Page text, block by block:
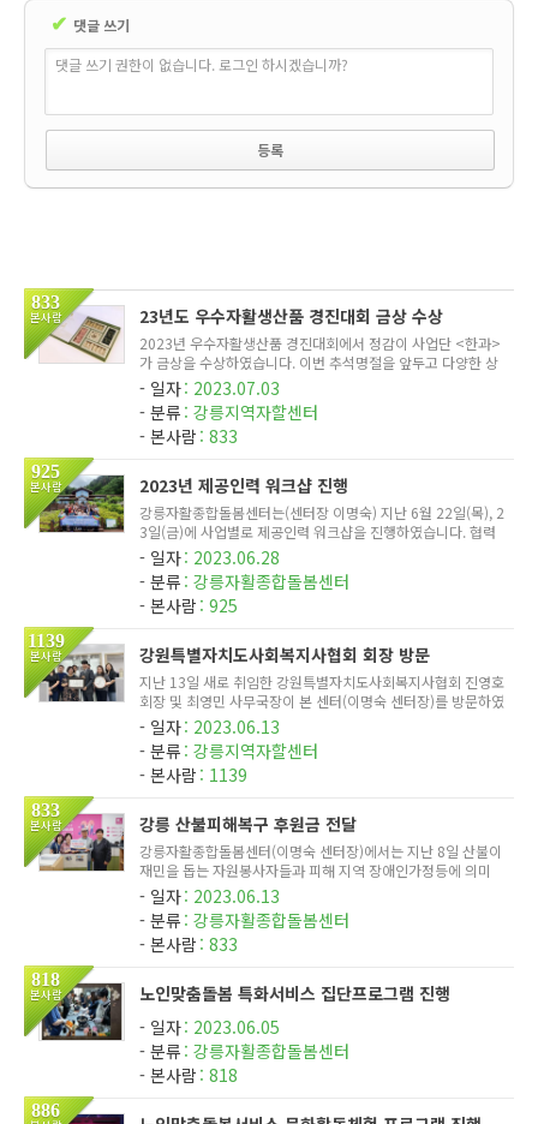
✔ 댓글 쓰기
댓글 쓰기 권한이 없습니다. 로그인 하시겠습니까?
833
본사람 23년도 우수자활생산품 경진대회 금상 수상
2023년 우수자활생산품 경진대회에서 정감이 사업단 <한과>
가 금상을 수상하였습니다. 이번 추석명절을 앞두고 다양한 상
품을 추가구성하였습니다. 맛과 품질이 우수한 정감이 한과 많
은 관심 부탁드립니다^^
일자 2023.07.03
분류 강릉지역자할센터
본사람 833
925
본사람 2023년 제공인력 워크샵 진행
강릉자활종합돌봄센터는(센터장 이명숙) 지난 6월 22일(목), 2
3일(금)에 사업별로 제공인력 워크샵을 진행하였습니다. 협력
기관 대관령치유의숲(센터장 김진숙)에서 진행하였으며, 치유
의숲에서 준비해 주신 프로그램(숲길 걷기 등)을 통해 심신의
안정과 스트...
일자 2023.06.28
분류 강릉자활종합돌봄센터
본사람 925
1139
본사람 강원특별자치도사회복지사협회 회장 방문
지난 13일 새로 취임한 강원특별자치도사회복지사협회 진영호
회장 및 최영민 사무국장이 본 센터(이명숙 센터장)를 방문하였
다. 이번 방문은 협회의 활성화와 단결을 위한 자리로, 강원특
별자치도 내 다양한 사회복지시설 방문을 통해 협회의 뜻을 전
달하고자...
일자 2023.06.13
분류 강릉지역자할센터
본사람 1139
833
본사람 강릉 산불피해복구 후원금 전달
강릉자활종합돌봄센터(이명숙 센터장)에서는 지난 8일 산불이
재민을 돕는 자원봉사자들과 피해 지역 장애인가정등에 의미
있게 사용되기를 바라는 마음에서 강릉종합자원봉사센터(최길
영 이사장)에 후원금 3,000,000원을 전달하였다. 이날 이명숙
센터장은 '피...
일자 2023.06.13
분류 강릉자활종합돌봄센터
본사람 833
818
본사람
노인맞춤돌봄 특화서비스 집단프로그램 진행
일자 2023.06.05
분류 강릉자활종합돌봄센터
본사람 818
886